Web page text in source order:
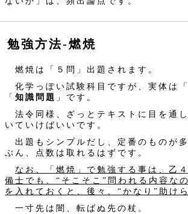
勉強方法‐燃焼
燃焼は「５問」出題されます。
化学っぽい試験科目ですが、実体は
「 知識問題 」です。
法令同様、ざっとテキストに目を通
いていけばいいです。
出題もシンプルだし、定番のものが
ぶん、点数は取れるはずです。
なお、「燃焼」で勉強する事は、乙
備士でも、“そこそこ”問われる内容な
を入れておくと、後々、“かなり”助け
一寸先は闇、転ばぬ先の杖。